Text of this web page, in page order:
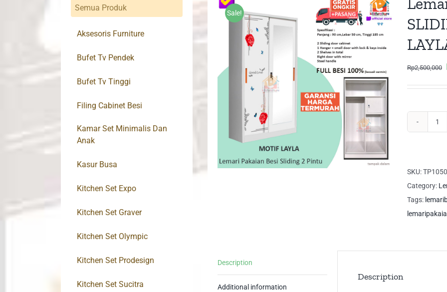
Sale!
Rp2,500,000
2
SKU:
Category:
Tags:
Description
Additional information
Description
Semua Produk
Aksesoris Furniture
Bufet Tv Pendek
Bufet Tv Tinggi
Filing Cabinet Besi
Kamar Set Minimalis Dan
Anak
Kasur Busa
Kitchen Set Expo
Kitchen Set Graver
Kitchen Set Olympic
Kitchen Set Prodesign
Kitchen Set Sucitra